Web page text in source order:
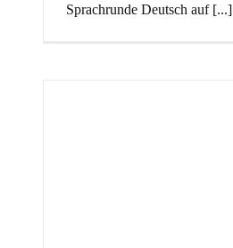
Sprachrunde Deutsch auf [...]